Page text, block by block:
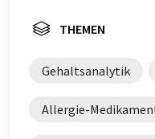
THEMEN
Gehaltsanalytik
Allergie-